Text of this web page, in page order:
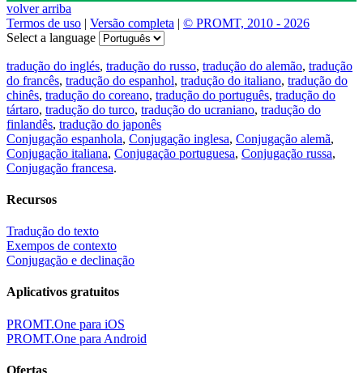
volver arriba
Termos de uso | Versão completa | © PROMT, 2010 - 2026
Select a language
tradução do inglés, tradução do russo, tradução do alemão, tradução
do francês, tradução do espanhol, tradução do italiano, tradução do
chinês, tradução do coreano, tradução do português, tradução do
tártaro, tradução do turco, tradução do ucraniano, tradução do
finlandês, tradução do japonês
Conjugação espanhola, Conjugação inglesa, Conjugação alemã,
Conjugação italiana, Conjugação portuguesa, Conjugação russa,
Conjugação francesa.
Recursos
Tradução do texto
Exempos de contexto
Conjugação e declinação
Aplicativos gratuitos
PROMT.One para iOS
PROMT.One para Android
Ofertas